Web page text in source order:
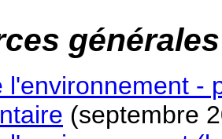
générales
l'environnement -
(septembre